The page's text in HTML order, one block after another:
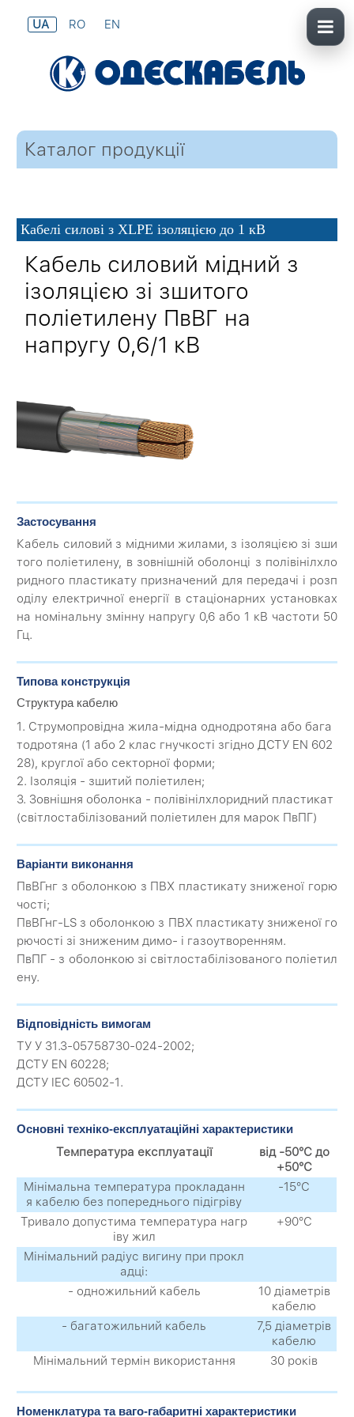
UA RO EN
Каталог продукції
Кабелі силові з XLPE ізоляцією до 1 кВ
Кабель силовий мідний з
ізоляцією зі зшитого
поліетилену ПвВГ на
напругу 0,6/1 кВ
Застосування
Кабель силовий з мідними жилами, з ізоляцією зі зши
того поліетилену, в зовнішній оболонці з полівінілхло
ридного пластикату призначений для передачі і розп
оділу електричної енергії в стаціонарних установках
на номінальну змінну напругу 0,6 або 1 кВ частоти 50
Гц.
Типова конструкція
Структура кабелю
1. Струмопровідна жила-мідна однодротяна або бага
тодротяна (1 або 2 клас гнучкості згідно ДСТУ EN 602
28), круглої або секторної форми;
2. Ізоляція - зшитий поліетилен;
3. Зовнішня оболонка - полівінілхлоридний пластикат
(світлостабілізований поліетилен для марок ПвПГ)
Варіанти виконання
ПвВГнг з оболонкою з ПВХ пластикату зниженої горю
чості;
ПвВГнг-LS з оболонкою з ПВХ пластикату зниженої го
рючості зі зниженим димо- і газоутворенням.
ПвПГ - з оболонкою зі світлостабілізованого поліетил
ену.
Відповідність вимогам
ТУ У 31.3-05758730-024-2002;
ДСТУ EN 60228;
ДСТУ IEC 60502-1.
Основні техніко-експлуатаційні характеристики
Температура експлуатації
від -50°С до
+50°С
Мінімальна температура прокладанн
я кабелю без попереднього підігріву
-15°С
Тривало допустима температура нагр
іву жил
+90°С
Мінімальний радіус вигину при прокл
адці:
- одножильний кабель
10 діаметрів
кабелю
- багатожильний кабель
7,5 діаметрів
кабелю
Мінімальний термін використання
30 років
Номенклатура та ваго-габаритні характеристики